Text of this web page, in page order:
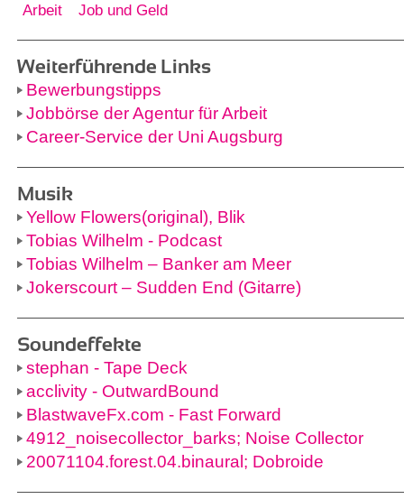
Arbeit Job und Geld
Weiterführende Links
Bewerbungstipps
Jobbörse der Agentur für Arbeit
Career-Service der Uni Augsburg
Musik
Yellow Flowers(original), Blik
Tobias Wilhelm - Podcast
Tobias Wilhelm – Banker am Meer
Jokerscourt – Sudden End (Gitarre)
Soundeffekte
stephan - Tape Deck
acclivity - OutwardBound
BlastwaveFx.com - Fast Forward
4912_noisecollector_barks; Noise Collector
20071104.forest.04.binaural; Dobroide